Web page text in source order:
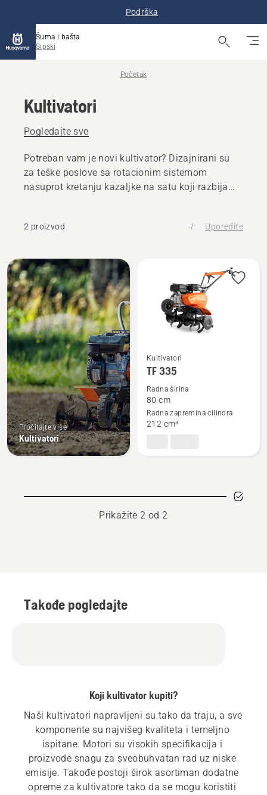
Podrška
Šuma i bašta
Srpski
Početak
Kultivatori
Pogledajte sve
Potreban vam je novi kultivator? Dizajnirani su
za teške poslove sa rotacionim sistemom
nasuprot kretanju kazaljke na satu koji razbija
za udobnost.
2 proizvod Uporedite
Učitajte
sve
proizvode
Pročitajte više
Kultivatori
Pogledajte
više
detalja
TF 335
Kultivatori
TF 335
Radna širina
80 cm
Radna zapremina cilindra
212 cm³
Prikažite 2 od 2
Takođe pogledajte
Koji kultivator kupiti?
Naši kultivatori napravljeni su tako da traju, a sve
komponente su najvišeg kvaliteta i temeljno
ispitane. Motori su visokih specifikacija i
proizvode snagu za sveobuhvatan rad uz niske
emisije. Takođe postoji širok asortiman dodatne
opreme za kultivatore tako da se mogu koristiti